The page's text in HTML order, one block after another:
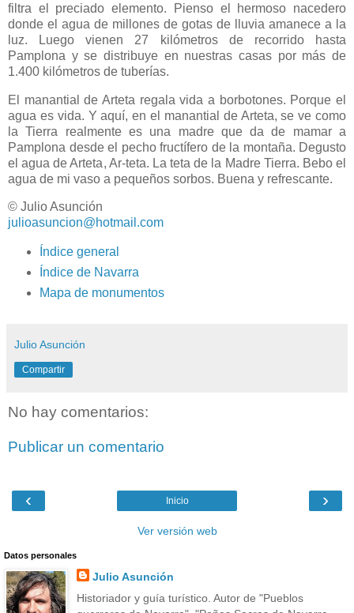
filtra el preciado elemento. Pienso el hermoso nacedero
donde el agua de millones de gotas de lluvia amanece a la
luz. Luego vienen 27 kilómetros de recorrido hasta
Pamplona y se distribuye en nuestras casas por más de
1.400 kilómetros de tuberías.
El manantial de Arteta regala vida a borbotones. Porque el
agua es vida. Y aquí, en el manantial de Arteta, se ve como
la Tierra realmente es una madre que da de mamar a
Pamplona desde el pecho fructífero de la montaña. Degusto
el agua de Arteta, Ar-teta. La teta de la Madre Tierra. Bebo el
agua de mi vaso a pequeños sorbos. Buena y refrescante.
© Julio Asunción
julioasuncion@hotmail.com
Índice general
Índice de Navarra
Mapa de monumentos
Julio Asunción
Compartir
No hay comentarios:
Publicar un comentario
‹ ›
Inicio
Ver versión web
Datos personales
Julio Asunción
Historiador y guía turístico. Autor de "Pueblos